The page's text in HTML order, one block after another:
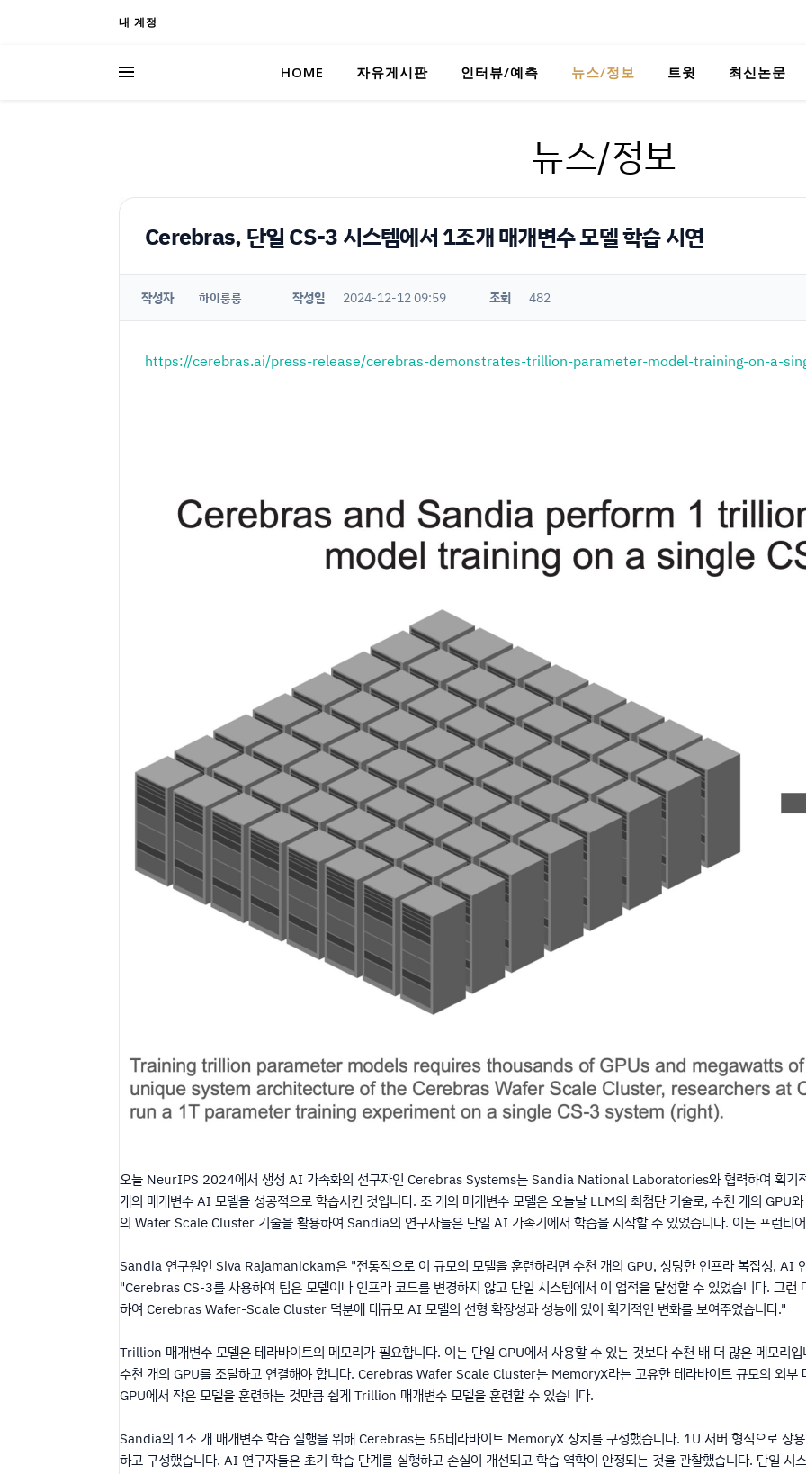
내 계정
HOME 자유게시판 인터뷰/예측 뉴스/정보 트윗 최신논문
뉴스/정보
Cerebras, 단일 CS-3 시스템에서 1조개 매개변수 모델 학습 시연
작성자 하이룽룽 작성일 2024-12-12 09:59 조회 482
https://cerebras.ai/press-release/cerebras-demonstrates-trillion-parameter-model-training-on-a-
오늘 NeurIPS 2024에서 생성 AI 가속화의 선구자인 Cerebras Systems는 Sandia National Laboratories와 협력하여 획기
개의 매개변수 AI 모델을 성공적으로 학습시킨 것입니다. 조 개의 매개변수 모델은 오늘날 LLM의 최첨단 기술로, 수천 개의 GPU
의 Wafer Scale Cluster 기술을 활용하여 Sandia의 연구자들은 단일 AI 가속기에서 학습을 시작할 수 있었습니다. 이는 프런티
Sandia 연구원인 Siva Rajamanickam은 "전통적으로 이 규모의 모델을 훈련하려면 수천 개의 GPU, 상당한 인프라 복잡성, AI
"Cerebras CS-3를 사용하여 팀은 모델이나 인프라 코드를 변경하지 않고 단일 시스템에서 이 업적을 달성할 수 있었습니다. 그
하여 Cerebras Wafer-Scale Cluster 덕분에 대규모 AI 모델의 선형 확장성과 성능에 있어 획기적인 변화를 보여주었습니다."
Trillion 매개변수 모델은 테라바이트의 메모리가 필요합니다. 이는 단일 GPU에서 사용할 수 있는 것보다 수천 배 더 많은 메모리
수천 개의 GPU를 조달하고 연결해야 합니다. Cerebras Wafer Scale Cluster는 MemoryX라는 고유한 테라바이트 규모의 외부
GPU에서 작은 모델을 훈련하는 것만큼 쉽게 Trillion 매개변수 모델을 훈련할 수 있습니다.
Sandia의 1조 개 매개변수 학습 실행을 위해 Cerebras는 55테라바이트 MemoryX 장치를 구성했습니다. 1U 서버 형식으로 상
하고 구성했습니다. AI 연구자들은 초기 학습 단계를 실행하고 손실이 개선되고 학습 역학이 안정되는 것을 관찰했습니다. 단일 시